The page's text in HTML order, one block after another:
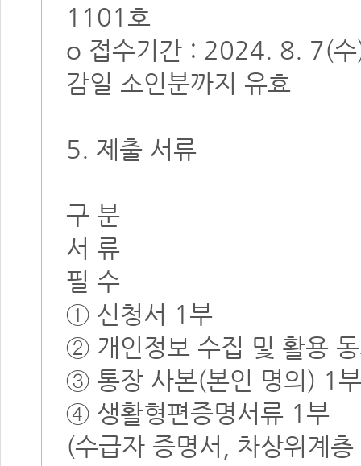
1101호
o 접수기간 : 2024. 8. 7(
감일 소인분까지 유효
5. 제출 서류
구 분
서 류
필 수
① 신청서 1부
② 개인정보 수집 및 활용
③ 통장 사본(본인 명의) 1부
④ 생활형편증명서류 1부
(수급자 증명서, 차상위계